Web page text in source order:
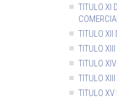
TITULO XI
TITULO XII
TITULO
TITULO
TITULO
TITULO XV